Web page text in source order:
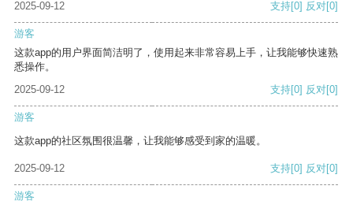
2025-09-12
支持[0] 反对[0]
游客
这款app的用户界面简洁明了，使用起来非常容易上手，让我能够快速熟
悉操作。
2025-09-12
支持[0] 反对[0]
游客
这款app的社区氛围很温馨，让我能够感受到家的温暖。
2025-09-12 支持[0] 反对[0]
游客